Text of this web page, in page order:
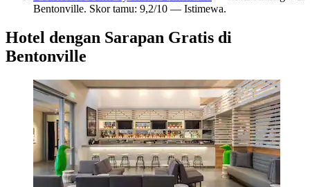
Bentonville. Skor tamu: 9,2/10 — Istimewa.
Hotel dengan Sarapan Gratis di
Bentonville